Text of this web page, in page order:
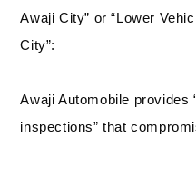
Awaji City” or “Lower
City”:
Awaji Automobile provides
inspections” that